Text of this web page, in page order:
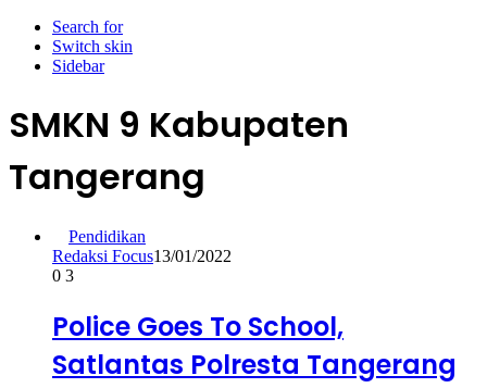
Search for
Switch skin
Sidebar
SMKN 9 Kabupaten
Tangerang
Pendidikan
Redaksi Focus13/01/2022
0 3
Police Goes To School,
Satlantas Polresta Tangerang